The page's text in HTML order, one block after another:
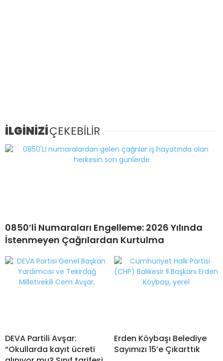
İLGİNİZİÇEKEBİLİR
0850’li Numaraları Engelleme: 2026 Yılında
İstenmeyen Çağrılardan Kurtulma
DEVA Partili Avşar:
“Okullarda kayıt ücreti
Erden Köybaşı Belediye
Sayımızı 15’e Çıkarttık